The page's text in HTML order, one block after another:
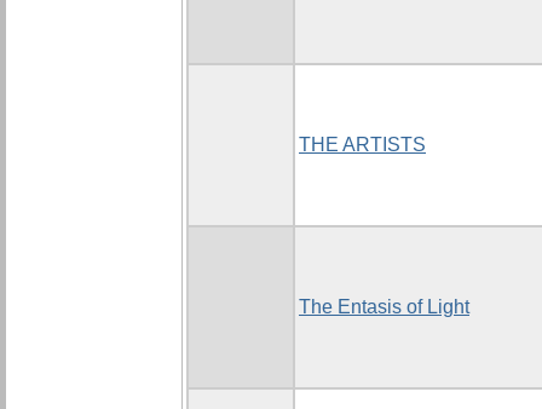
THE ARTISTS
The Entasis of Light